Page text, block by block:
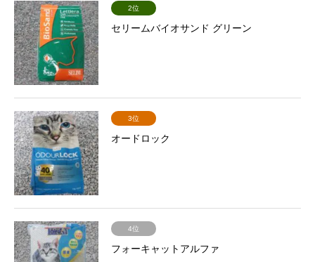
2位
セリームバイオサンド グリーン
3位
オードロック
4位
フォーキャットアルファ